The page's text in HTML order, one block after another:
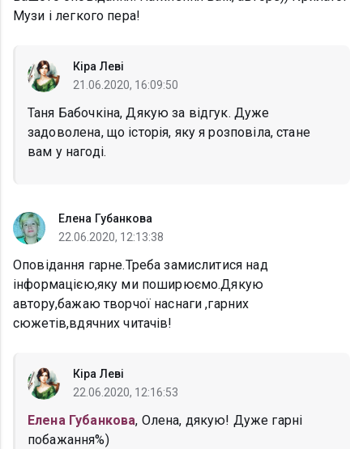
Музи і легкого пера!
Кіра Леві
21.06.2020, 16:09:50
Таня Бабочкіна, Дякую за відгук. Дуже
задоволена, що історія, яку я розповіла, стане
вам у нагоді.
Елена Губанкова
22.06.2020, 12:13:38
Оповідання гарне.Треба замислитися над
інформацією,яку ми поширюємо.Дякую
автору,бажаю творчої наснаги ,гарних
сюжетів,вдячних читачів!
Кіра Леві
22.06.2020, 12:16:53
Елена Губанкова, Олена, дякую! Дуже гарні
побажання%)